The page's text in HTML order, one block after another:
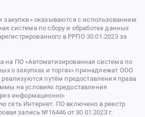
закупки» оказываются с использованием
система по сбору и обработке данных
в РРПО 30.01.2023 за
на ПО «Автоматизированная система по
о закупках и торгах» принадлежат ООО
путём предоставления права
на условиях предоставления
информационно-
сеть Интернет. ПО включено в реестр
запись №16446 от 30.01.2023 г.